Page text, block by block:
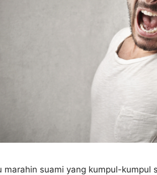
marahin suami yang kumpul-